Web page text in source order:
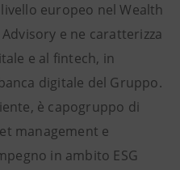
europeo nel Wealth
e ne caratterizza
e al fintech, in
digitale del Gruppo.
è capogruppo di
management e
in ambito ESG